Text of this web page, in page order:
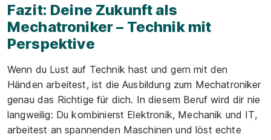
Fazit: Deine Zukunft als
Mechatroniker – Technik mit
Perspektive
Wenn du Lust auf Technik hast und gern mit den
Händen arbeitest, ist die Ausbildung zum Mechatroniker
genau das Richtige für dich. In diesem Beruf wird dir nie
langweilig: Du kombinierst Elektronik, Mechanik und IT,
arbeitest an spannenden Maschinen und löst echte